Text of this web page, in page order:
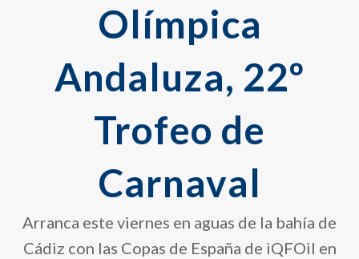
Olímpica
Andaluza, 22º
Trofeo de
Carnaval
Arranca este viernes en aguas de la bahía de
Cádiz con las Copas de España de iQFOil en